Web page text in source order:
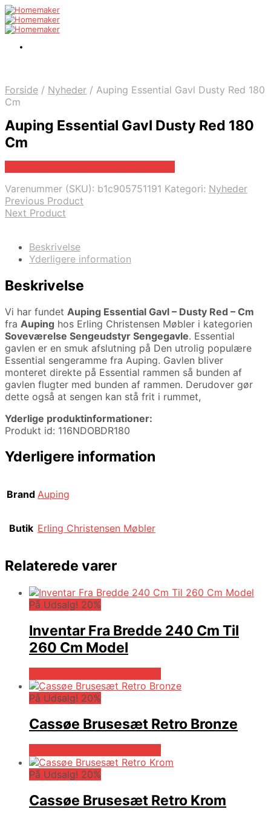
Forside / Nyheder / Auping Essential Gavl Dusty Red 180
Cm
Auping Essential Gavl Dusty Red 180
Cm
Varenummer (SKU): b1c905751191 Kategori: Nyheder
Previous Product
Next Product
Beskrivelse
Yderligere information
Beskrivelse
Vi har fundet Auping Essential Gavl – Dusty Red – Cm
fra Auping hos Erling Christensen Møbler i kategorien
Soveværelse Sengeudstyr Sengegavle. Essential
gavlen er en smuk afslutning på Den utrolig populære
Essential sengeramme fra Auping. Gavlen bliver
monteret direkte på Essential rammen så bunden af
gavlen flugter med bunden af rammen. Derudover gør
dette også at sengen kan stå frit i rummet,
Yderlige produktinformationer:
Produkt id: 116NDOBDR180
Yderligere information
Brand Auping
Butik Erling Christensen Møbler
Relaterede varer
På Udsalg! 20%
Inventar Fra Bredde 240 Cm Til
260 Cm Model
På Udsalg! 20%
Cassøe Brusesæt Retro Bronze
På Udsalg! 20%
Cassøe Brusesæt Retro Krom